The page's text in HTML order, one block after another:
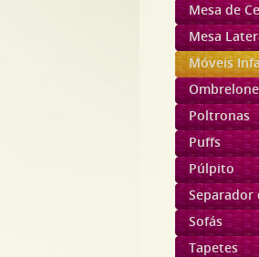
Mesa de
Mesa
Móveis
Poltronas
Puffs
Púlpito
Separador
Sofás
Tapetes